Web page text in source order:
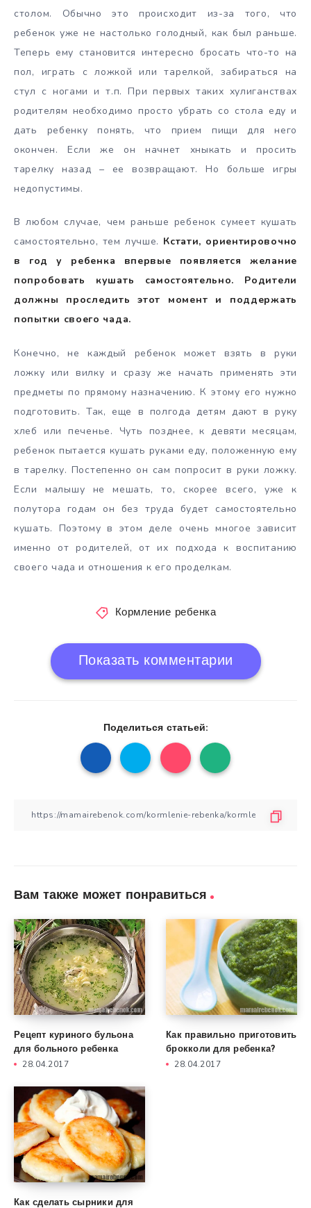
столом. Обычно это происходит из-за того, что
ребенок уже не настолько голодный, как был раньше.
Теперь ему становится интересно бросать что-то на
пол, играть с ложкой или тарелкой, забираться на
стул с ногами и т.п. При первых таких хулиганствах
родителям необходимо просто убрать со стола еду и
дать ребенку понять, что прием пищи для него
окончен. Если же он начнет хныкать и просить
тарелку назад – ее возвращают. Но больше игры
недопустимы.
В любом случае, чем раньше ребенок сумеет кушать
самостоятельно, тем лучше. Кстати, ориентировочно
в год у ребенка впервые появляется желание
попробовать кушать самостоятельно. Родители
должны проследить этот момент и поддержать
попытки своего чада.
Конечно, не каждый ребенок может взять в руки
ложку или вилку и сразу же начать применять эти
предметы по прямому назначению. К этому его нужно
подготовить. Так, еще в полгода детям дают в руку
хлеб или печенье. Чуть позднее, к девяти месяцам,
ребенок пытается кушать руками еду, положенную ему
в тарелку. Постепенно он сам попросит в руки ложку.
Если малышу не мешать, то, скорее всего, уже к
полутора годам он без труда будет самостоятельно
кушать. Поэтому в этом деле очень многое зависит
именно от родителей, от их подхода к воспитанию
своего чада и отношения к его проделкам.
Кормление ребенка
Показать комментарии
Поделиться статьей:
Вам также может понравиться
Рецепт куриного бульона
для больного ребенка
28.04.2017
Как правильно приготовить
брокколи для ребенка?
28.04.2017
Как сделать сырники для